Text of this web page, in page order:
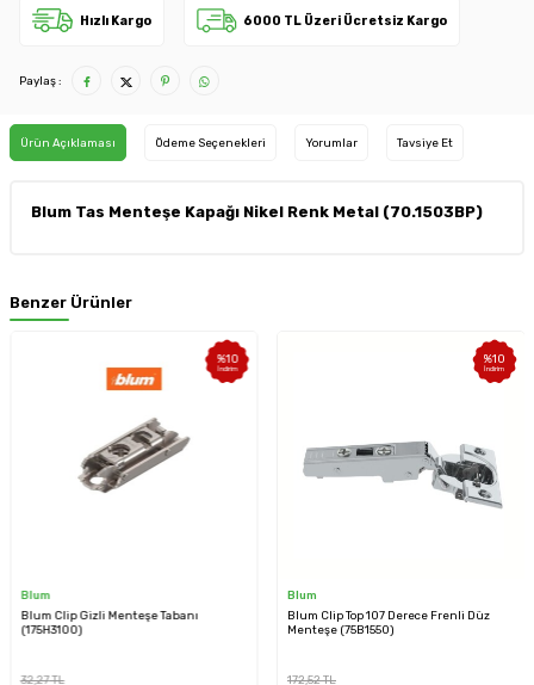
Hızlı Kargo 6000 TL Üzeri Ücretsiz Kargo
Paylaş :
Ürün Açıklaması Ödeme Seçenekleri Yorumlar Tavsiye Et
Blum Tas Menteşe Kapağı Nikel Renk Metal (70.1503BP)
Benzer Ürünler
%10
İndirim
Blum
Blum Clip Gizli Menteşe Tabanı
(175H3100)
32,27TL
%10
İndirim
Blum
Blum Clip Top 107 Derece Frenli Düz
Menteşe (75B1550)
172,52TL